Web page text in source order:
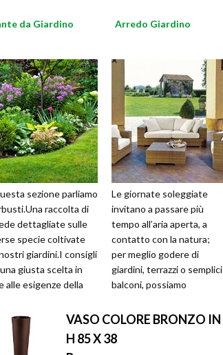
da Giardino
sezione parliamo
raccolta di
dettagliate sulle
specie coltivate
giardini.I consigli
giusta scelta in
alle esigenze della
Arredo Giardino
Le giornate soleggiate
invitano a passare più
tempo all’aria aperta, a
contatto con la natura;
per meglio godere di
giardini, terrazzi o semplici
balconi, possiamo
verdi con ...
VASO COLORE BRONZO
H 85 X 38